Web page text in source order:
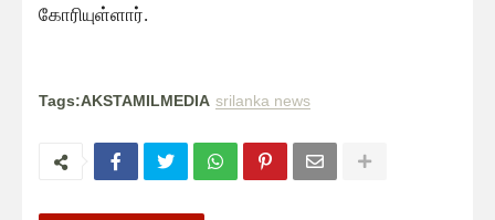
கோரியுள்ளார்.
Tags:AKSTAMILMEDIA srilanka news